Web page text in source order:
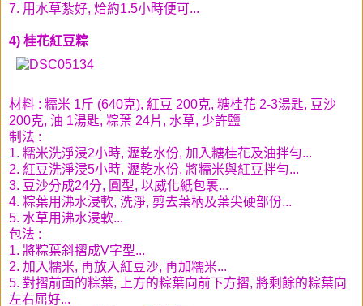
7. 用水草紮好, 烚約1.5小時便可...
4) 桂花紅豆粽
材料 : 糯米 1斤 (640克), 紅豆 200克, 糖桂花 2-3湯匙, 豆沙
200克, 油 1湯匙, 粽葉 24片, 水草, 少許鹽
制法 :
1. 糯米洗淨浸2小時, 瀝乾水份, 加入糖桂花及油拌勻...
2. 紅豆洗淨浸5小時, 瀝乾水份, 將糯米與紅豆拌勻...
3. 豆沙分成24分, 圓型, 以威化紙包裹...
4. 粽葉用沸水浸軟, 洗淨, 剪去葉柄及葉尖硬部份...
5. 水草用沸水浸軟...
包法 :
1. 將粽葉斜摺成V字型...
2. 加入糯米, 再放入紅豆沙, 再加糯米...
5. 對摺前面的粽葉, 上方的粽葉向前下方摺, 將剩餘的粽葉向
左右屈好...